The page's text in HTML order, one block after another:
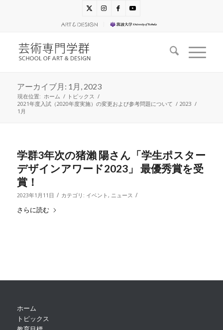
アーカイブ月: 1月, 2023
現在位置: ホーム / トピックス /
2021年度入試（2020年度実施）の変更および参考問題について / 2023 /
1月
学群3年次の猪瀨 陽さん「学生ポスター
デザインアワード2023」 最優秀賞を受
賞！
2023年1月11日 / カテゴリ: イベント , ニュース /
さらに読む
ホーム
トピックス